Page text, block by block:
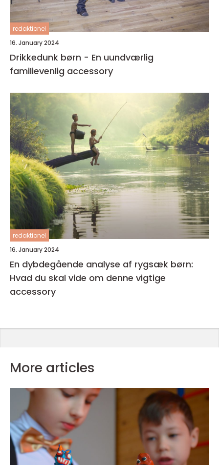
redaktionel
16. January 2024
Drikkedunk børn - En uundværlig
familievenlig accessory
redaktionel
16. January 2024
En dybdegående analyse af rygsæk børn:
Hvad du skal vide om denne vigtige
accessory
More articles